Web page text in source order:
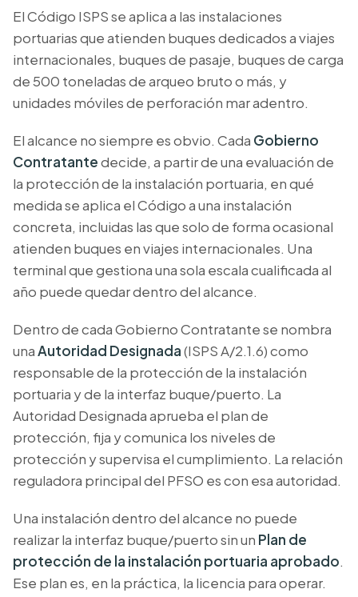
El Código ISPS se aplica a las instalaciones
portuarias que atienden buques dedicados a viajes
internacionales, buques de pasaje, buques de carga
de 500 toneladas de arqueo bruto o más, y
unidades móviles de perforación mar adentro.
El alcance no siempre es obvio. Cada Gobierno
Contratantedecide, a partir de una evaluación de
la protección de la instalación portuaria, en qué
medida se aplica el Código a una instalación
concreta, incluidas las que solode forma ocasional
atienden buques en viajes internacionales. Una
terminal que gestiona una sola escala cualificada al
año puede quedar dentro del alcance.
Dentro de cada Gobierno Contratante se nombra
unaAutoridad Designada(ISPS A/2.1.6) como
responsable de la protección de la instalación
portuaria y de la interfaz buque/puerto. La
Autoridad Designada aprueba el plan de
protección, fija y comunica los niveles de
protección y supervisa el cumplimiento. La relación
reguladora principal del PFSO es con esa autoridad.
Una instalación dentro del alcance no puede
realizar la interfaz buque/puerto sin un Plan de
protección de la instalación portuaria aprobado.
Ese plan es, en la práctica, la licencia para operar.